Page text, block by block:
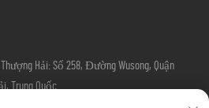
Hải: Số 258, Đường Wusong, Quận
Trung Quốc